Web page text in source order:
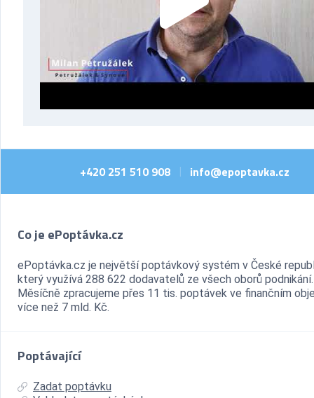
+420 251 510 908 info@epoptavka.cz
Co je ePoptávka.cz
ePoptávka.cz je největší poptávkový systém v České
který využívá 288 622 dodavatelů ze všech oborů podnikání.
Měsíčně zpracujeme přes 11 tis. poptávek ve finančním
více než 7 mld. Kč.
Poptávající
Zadat poptávku